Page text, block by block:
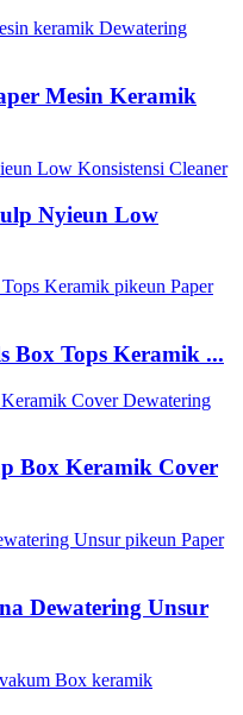
Mesin Keramik
Nyieun Low
Box Tops Keramik ...
Box Keramik Cover
Dewatering Unsur